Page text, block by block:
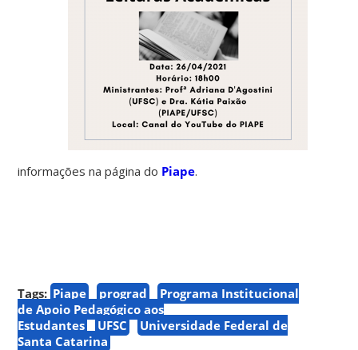
informações na página do Piape.
Tags: Piape prograd
Programa Institucional
de Apoio Pedagógico aos
Estudantes
UFSC
Universidade Federal de
Santa Catarina